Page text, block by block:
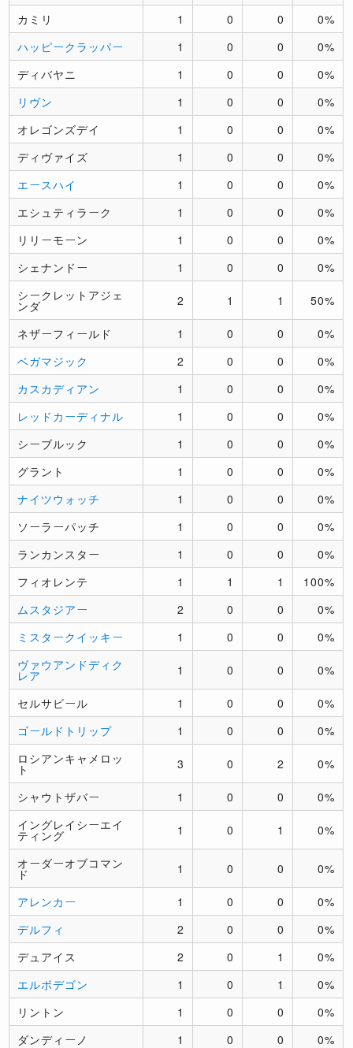
カミリ
1 0 0
0%
ハッピークラッパー
1 0 0
0%
ディバヤニ
1 0 0
0%
リヴン
1 0 0
0%
オレゴンズデイ
1 0 0
0%
ディヴァイズ
1 0 0
0%
エースハイ
1 0 0
0%
エシュティラーク
1 0 0
0%
リリーモーン
1 0 0
0%
シェナンドー
1 0 0
0%
シークレットアジェ
ンダ 2 1 1 50%
ネザーフィールド 1 0 0
0%
ベガマジック
2 0 0
0%
カスカディアン
1 0 0
0%
レッドカーディナル
1 0 0
0%
シーブルック
1 0 0
0%
グラント
1 0 0
0%
ナイツウォッチ
1 0 0
0%
ソーラーパッチ
1 0 0
0%
ランカンスター
1 0 0
0%
フィオレンテ
1 1 1
100%
ムスタジアー
2 0 0
0%
ミスタークイッキー
1 0 0
0%
ヴァウアンドディク
レア 1 0 0 0%
セルサビール 1 0 0
0%
ゴールドトリップ
1 0 0
0%
ロシアンキャメロッ
ト 3 0 2 0%
シャウトザバー 1 0 0
0%
イングレイシーエイ
ティング 1 0 1 0%
オーダーオブコマン
ド 1 0 0 0%
アレンカー 1 0 0
0%
デルフィ
2 0 0
0%
デュアイス
2 0 1
0%
エルボデゴン
1 0 1
0%
リントン
1 0 0
0%
ダンディーノ
1 0 0
0%